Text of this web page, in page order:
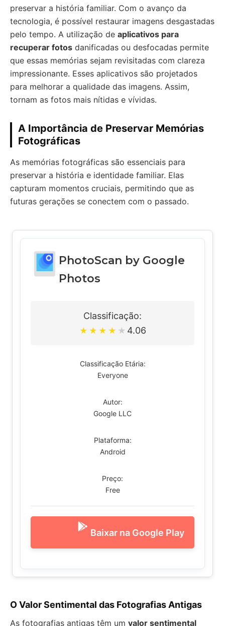
preservar a história familiar. Com o avanço da
tecnologia, é possível restaurar imagens desgastadas
pelo tempo. A utilização de aplicativos para
recuperar fotos danificadas ou desfocadas permite
que essas memórias sejam revisitadas com clareza
impressionante. Esses aplicativos são projetados
para melhorar a qualidade das imagens. Assim,
tornam as fotos mais nítidas e vívidas.
A Importância de Preservar Memórias
Fotográficas
As memórias fotográficas são essenciais para
preservar a história e identidade familiar. Elas
capturam momentos cruciais, permitindo que as
futuras gerações se conectem com o passado.
PhotoScan by Google
Photos
Classificação:
★ ★ ★ ★ ★ 4.06
Classificação Etária:
Everyone
Autor:
Google LLC
Plataforma:
Android
Preço:
Free
Baixar na Google Play
O Valor Sentimental das Fotografias Antigas
As fotografias antigas têm um valor sentimental